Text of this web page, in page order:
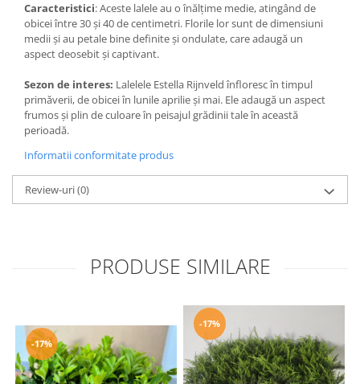
Caracteristici: Aceste lalele au o înălțime medie, atingând de
obicei între 30 și 40 de centimetri. Florile lor sunt de dimensiuni
medii și au petale bine definite și ondulate, care adaugă un
aspect deosebit și captivant.
Sezon de interes: Lalelele Estella Rijnveld înfloresc în timpul
primăverii, de obicei în lunile aprilie și mai. Ele adaugă un aspect
frumos și plin de culoare în peisajul grădinii tale în această
perioadă.
Informatii conformitate produs
Review-uri(0)
PRODUSE SIMILARE
-17%
-17%